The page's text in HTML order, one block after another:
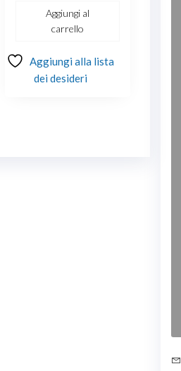
Aggiungi al
carrello
Aggiungi alla lista
dei desideri